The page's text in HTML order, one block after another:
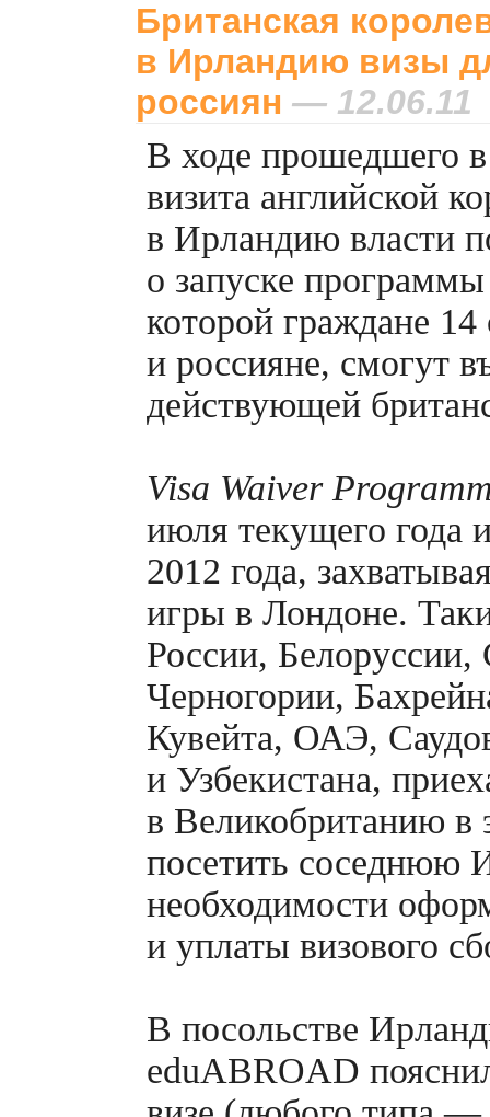
Британская
в Ирландию визы
россиян — 12.06.11
В ходе прошедшего в
визита английской
в Ирландию власти
о запуске
которой граждане
и россияне, смогут
действующей
Visa Waiver
июля текущего года
2012 года,
игры в Лондоне.
России,
Черногории,
Кувейта, ОАЭ,
и Узбекистана,
в Великобританию в
посетить соседнюю
необходимости
и уплаты визового
В посольстве
eduABROAD